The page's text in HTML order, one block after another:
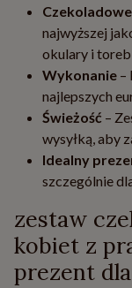
najwyższej
okulary i
Wykonanie –
najlepszych
Świeżość –
wysyłką, aby
Idealny
szczególnie
zestaw
kobiet z
prezent